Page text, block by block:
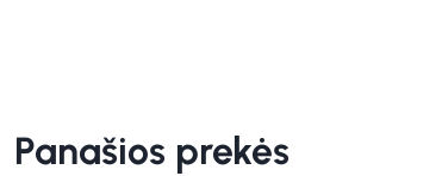
Panašios prekės